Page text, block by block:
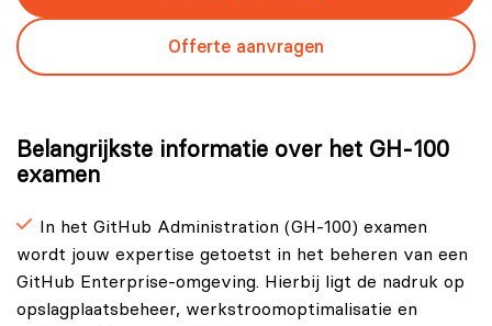
Offerte aanvragen
Belangrijkste informatie over het GH-100
examen
In het GitHub Administration (GH‑100) examen
wordt jouw expertise getoetst in het beheren van een
GitHub Enterprise-omgeving. Hierbij ligt de nadruk op
opslagplaatsbeheer, werkstroomoptimalisatie en